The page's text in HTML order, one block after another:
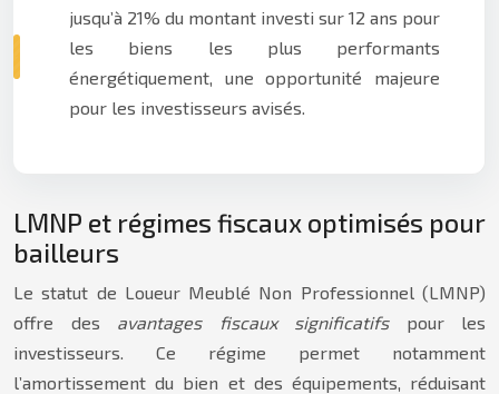
jusqu’à 21% du montant investi sur 12 ans pour
les biens les plus performants
énergétiquement, une opportunité majeure
pour les investisseurs avisés.
LMNP et régimes fiscaux optimisés pour
bailleurs
Le statut de Loueur Meublé Non Professionnel (LMNP)
offre des avantages fiscaux significatifs pour les
investisseurs. Ce régime permet notamment
l’amortissement du bien et des équipements, réduisant